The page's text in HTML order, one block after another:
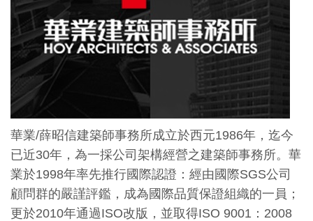
華業/薛昭信建築師事務所成立於西元1986年，迄今
已近30年，為一採公司架構經營之建築師事務所。華
業於1998年率先推行國際認證：經由國際SGS公司
顧問群的嚴謹評鑑，成為國際品質保證組織的一員；
更於2010年通過ISO改版，並取得ISO 9001：2008